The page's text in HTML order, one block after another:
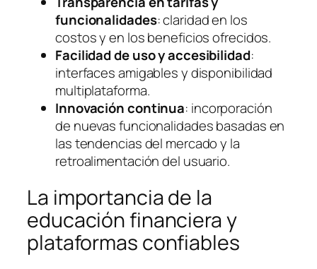
funcionalidades: claridad en los
costos y en los beneficios ofrecidos.
Facilidad de uso y accesibilidad:
interfaces amigables y disponibilidad
multiplataforma.
Innovación continua: incorporación
de nuevas funcionalidades basadas en
las tendencias del mercado y la
retroalimentación del usuario.
La importancia de la
educación financiera y
plataformas confiables